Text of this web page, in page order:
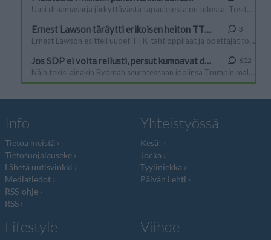
Info
Tietoa meistä
Tietosuojalauseke
Lähetä uutisvinkki
Mediatiedot
RSS-ohje
RSS
Yhteistyössä
Kesä!
Jocka
Tyyliniekka
Päivän Lehti
Lifestyle Viihde